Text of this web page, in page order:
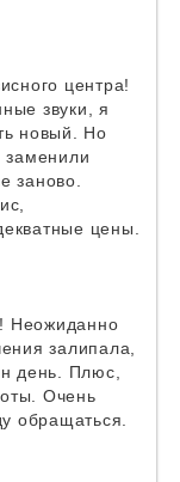
центра!
звуки, я
новый. Но
заменили
заново.
цены.
Неожиданно
залипала,
день. Плюс,
Очень
обращаться.